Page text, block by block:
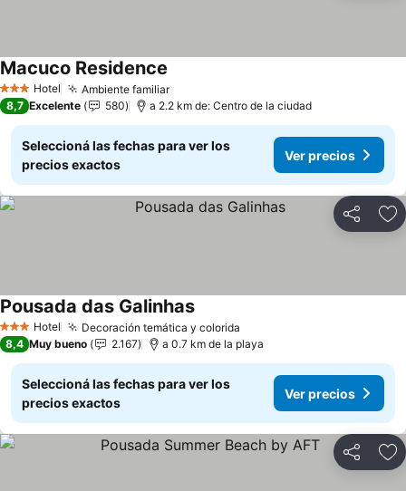
3 Estrellas
Hotel Ambiente familiarVer precios
Macuco Residence
8,7 Excelente 580 a 2.2 km de: Centro de la ciudad
Seleccioná las fechas para ver los
precios exactos
Ver precios
Compartir
3 Estrellas
Hotel Decoración temática y colorida
Pousada das GalinhasVer precios
8,4 Muy bueno 2.167 a 0.7 km de la playa
Seleccioná las fechas para ver los
precios exactos
Ver precios
Compartir